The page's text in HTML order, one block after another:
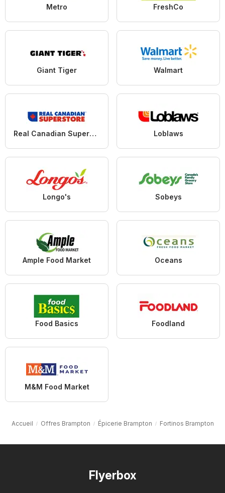
Metro FreshCo
Giant Tiger Walmart
Real Canadian Superstore Loblaws
Longo's Sobeys
Ample Food Market Oceans
Food Basics Foodland
M&M Food Market
Accueil Offres Brampton Épicerie Brampton Fortinos Brampton
Flyerbox